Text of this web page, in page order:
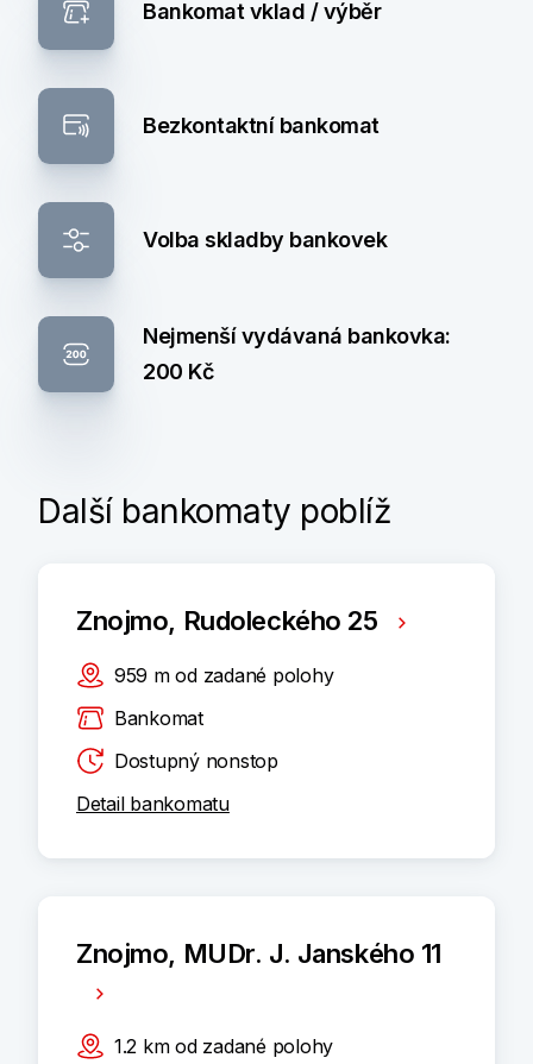
Bankomat vklad / výběr
Bezkontaktní bankomat
Volba skladby bankovek
Nejmenší vydávaná bankovka:
200 Kč
Další bankomaty poblíž
Znojmo, Rudoleckého 25
959 m od zadané polohy
Bankomat
Dostupný nonstop
Detail bankomatu
Znojmo, MUDr. J. Janského 11
1.2 km od zadané polohy